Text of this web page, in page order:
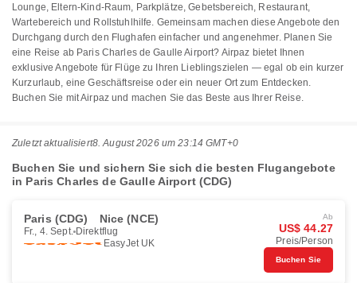
Lounge, Eltern-Kind-Raum, Parkplätze, Gebetsbereich, Restaurant,
Wartebereich und Rollstuhlhilfe. Gemeinsam machen diese Angebote den
Durchgang durch den Flughafen einfacher und angenehmer. Planen Sie
eine Reise ab Paris Charles de Gaulle Airport? Airpaz bietet Ihnen
exklusive Angebote für Flüge zu Ihren Lieblingszielen — egal ob ein kurzer
Kurzurlaub, eine Geschäftsreise oder ein neuer Ort zum Entdecken.
Buchen Sie mit Airpaz und machen Sie das Beste aus Ihrer Reise.
Zuletzt aktualisiert8. August 2026 um 23:14 GMT+0
Buchen Sie und sichern Sie sich die besten Flugangebote
in Paris Charles de Gaulle Airport (CDG)
Paris (CDG) Nice (NCE)
Fr., 4. Sept. Direktflug
EasyJet UK
Ab
US$ 44.27
Preis/Person
Buchen Sie